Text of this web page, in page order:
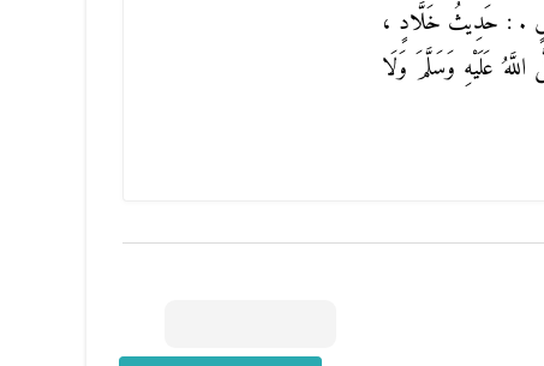
. : حَدِيثُ خَلَّادٍ ،
عَلَيْهِ وَسَلَّمَ وَلَا